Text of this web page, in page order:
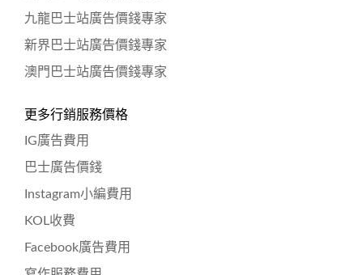
九龍巴士站廣告價錢專家
新界巴士站廣告價錢專家
澳門巴士站廣告價錢專家
更多行銷服務價格
IG廣告費用
巴士廣告價錢
Instagram小編費用
KOL收費
Facebook廣告費用